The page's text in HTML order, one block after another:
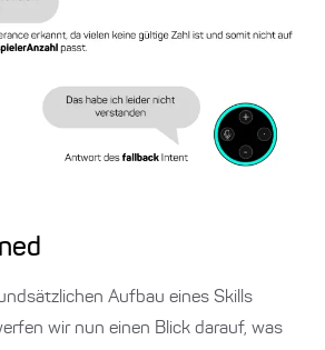
Aufbau eines Skills
wir nun einen Blick darauf, was